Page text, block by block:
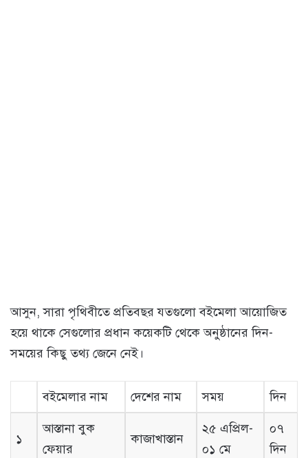
আসুন, সারা পৃথিবীতে প্রতিবছর যতগুলো বইমেলা আয়োজিত
হয়ে থাকে সেগুলোর প্রধান কয়েকটি থেকে অনুষ্ঠানের দিন-
সময়ের কিছু তথ্য জেনে নেই।
বইমেলার নাম দেশের নাম সময় দিন
১
আস্তানা বুক
ফেয়ার
কাজাখাস্তান
২৫ এপ্রিল-
০১ মে
০৭
দিন